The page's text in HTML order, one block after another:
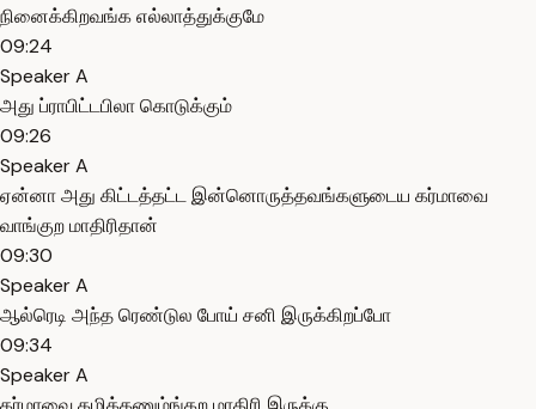
நினைக்கிறவங்க எல்லாத்துக்குமே
09:24
Speaker A
அது ப்ராபிட்டபிலா கொடுக்கும்
09:26
Speaker A
ஏன்னா அது கிட்டத்தட்ட இன்னொருத்தவங்களுடைய கர்மாவை
வாங்குற மாதிரிதான்
09:30
Speaker A
ஆல்ரெடி அந்த ரெண்டுல போய் சனி இருக்கிறப்போ
09:34
Speaker A